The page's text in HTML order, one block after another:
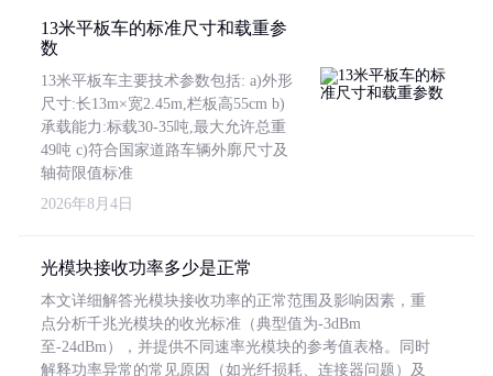
13米平板车的标准尺寸和载重参
数
13米平板车主要技术参数包括: a)外形
尺寸:长13m×宽2.45m,栏板高55cm b)
承载能力:标载30-35吨,最大允许总重
49吨 c)符合国家道路车辆外廓尺寸及
轴荷限值标准
2026年8月4日
光模块接收功率多少是正常
本文详细解答光模块接收功率的正常范围及影响因素，重
点分析千兆光模块的收光标准（典型值为-3dBm
至-24dBm），并提供不同速率光模块的参考值表格。同时
解释功率异常的常见原因（如光纤损耗、连接器问题）及